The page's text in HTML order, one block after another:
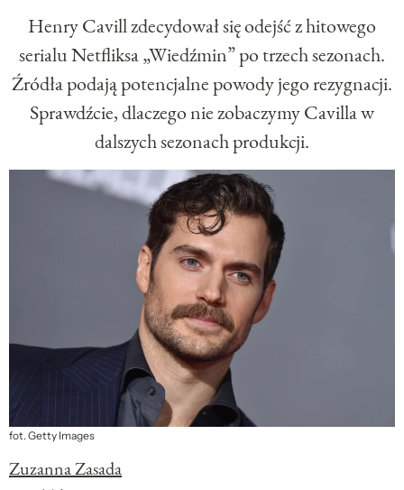
Henry Cavill zdecydował się odejść z hitowego
serialu Netfliksa „Wiedźmin” po trzech sezonach.
Źródła podają potencjalne powody jego rezygnacji.
Sprawdźcie, dlaczego nie zobaczymy Cavilla w
dalszych sezonach produkcji.
fot. Getty Images
Zuzanna Zasada